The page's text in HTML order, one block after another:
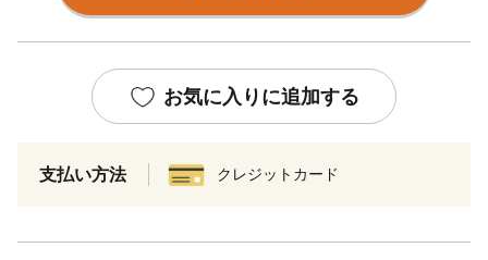
お気に入りに追加する
支払い方法 クレジットカード